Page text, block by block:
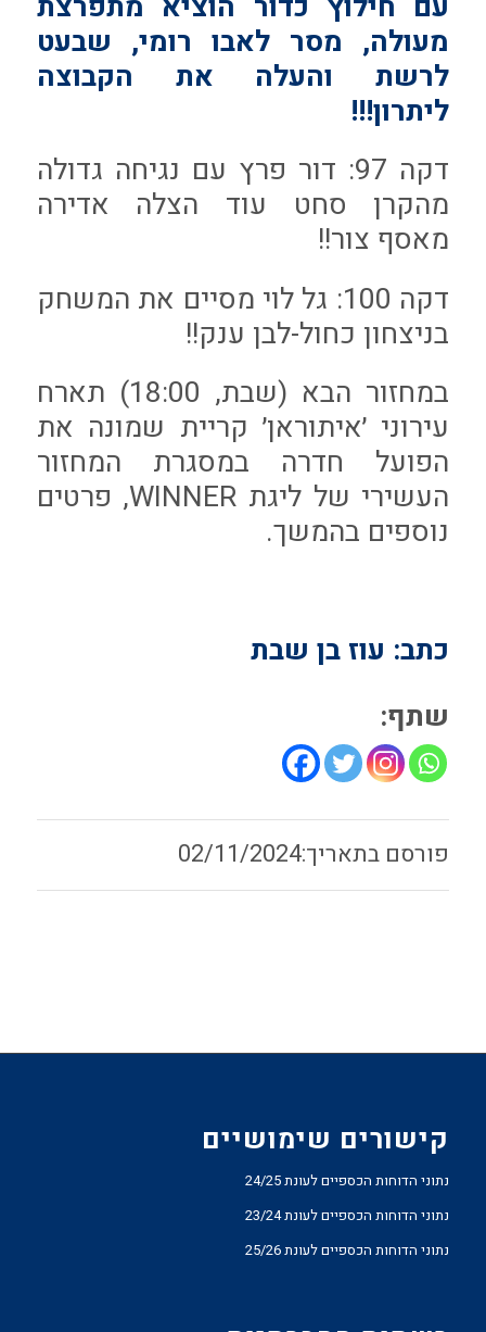
מעולה, מסר לאבו רומי, שבעט
לרשת והעלה את הקבוצה
ליתרון!!!
דקה 97: דור פרץ עם נגיחה גדולה
מהקרן סחט עוד הצלה אדירה
מאסף צור!!
דקה 100: גל לוי מסיים את המשחק
בניצחון כחול-לבן ענק!!
במחזור הבא (שבת, 18:00) תארח
עירוני ׳איתוראן׳ קריית שמונה את
הפועל חדרה במסגרת המחזור
העשירי של ליגת WINNER, פרטים
נוספים בהמשך.
כתב: עוז בן שבת
שתף:
02/11/2024
קישורים שימושיים
נתוני הדוחות הכספיים לעונת 24/25
נתוני הדוחות הכספיים לעונת 23/24
נתוני הדוחות הכספיים לעונת 25/26